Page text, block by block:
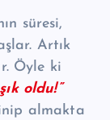
süresi,
Artık
Öyle ki
oldu!”
almakta